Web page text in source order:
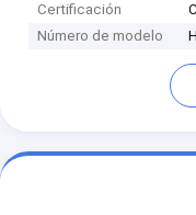
Certificación
Número de modelo